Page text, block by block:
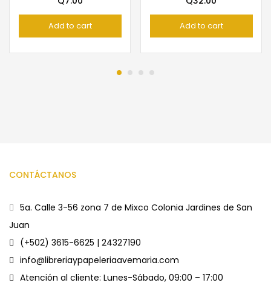
Add to cart Add to cart
CONTÁCTANOS
5a. Calle 3-56 zona 7 de Mixco Colonia Jardines de San
Juan
(+502) 3615-6625 | 24327190
info@libreriaypapeleriaavemaria.com
Atención al cliente: Lunes-Sábado, 09:00 – 17:00